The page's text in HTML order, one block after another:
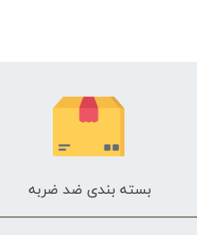
بسته بندی ضد ضربه